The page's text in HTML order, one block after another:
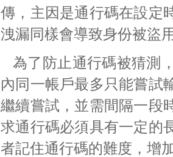
傳，主因是通行碼在設定
洩漏同樣會導致身份被盜
為了防止通行碼被猜測
內同一帳戶最多只能嘗試
繼續嘗試，並需間隔一段
求通行碼必須具有一定的
者記住通行碼的難度，增